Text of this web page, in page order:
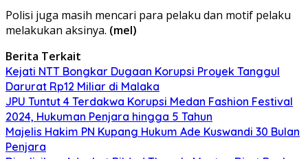
Polisi juga masih mencari para pelaku dan motif pelaku
melakukan aksinya. (mel)
Berita Terkait
Kejati NTT Bongkar Dugaan Korupsi Proyek Tanggul
Darurat Rp12 Miliar di Malaka
JPU Tuntut 4 Terdakwa Korupsi Medan Fashion Festival
2024, Hukuman Penjara hingga 5 Tahun
Majelis Hakim PN Kupang Hukum Ade Kuswandi 30 Bulan
Penjara